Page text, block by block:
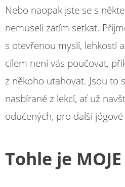
Nebo naopak jste se s
nemuseli zatím setkat.
s otevřenou myslí, lehkostí
cílem není vás poučovat,
z někoho utahovat. Jsou to
nasbírané z lekcí, ať už
odučených, pro další
Tohle je